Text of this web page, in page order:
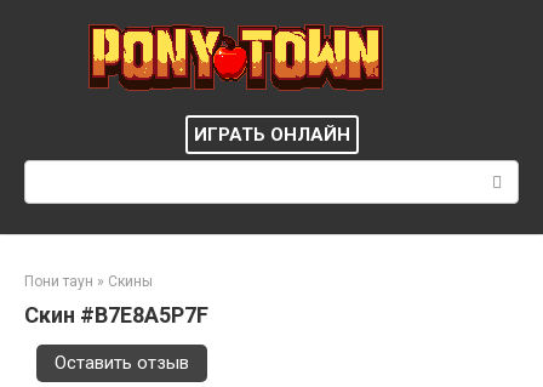
ИГРАТЬ ОНЛАЙН
Пони таун » Скины
Скин #B7E8A5P7F
Оставить отзыв